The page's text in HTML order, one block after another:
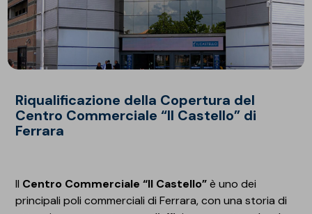
Riqualificazione della Copertura del
Centro Commerciale “Il Castello” di
Ferrara
Il Centro Commerciale “Il Castello”è uno dei
principali poli commerciali di Ferrara, con una storia di